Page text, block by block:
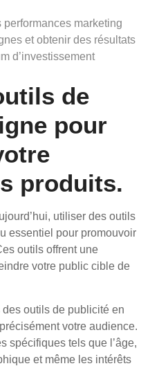
marketing
et obtenir des résultats
d’investissement
de
pour
produits.
utiliser des outils
essentiel pour promouvoir
outils offrent une
votre public cible de
des outils de publicité en
votre audience.
spécifiques tels que l’âge,
et même les intérêts